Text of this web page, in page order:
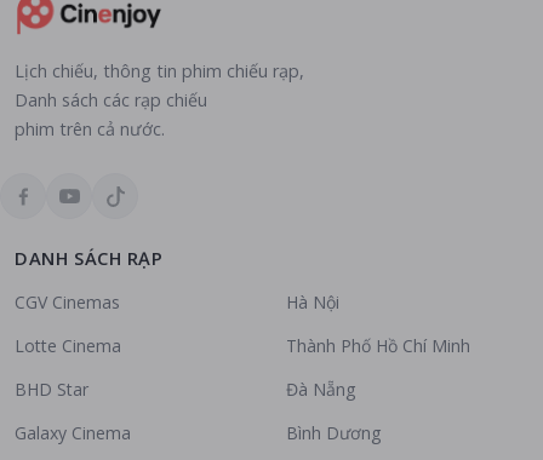
Lịch chiếu, thông tin phim chiếu rạp,
Danh sách các rạp chiếu
phim trên cả nước.
DANH SÁCH RẠP
CGV Cinemas
Lotte Cinema
BHD Star
Galaxy Cinema
Hà Nội
Thành Phố Hồ Chí Minh
Đà Nẵng
Bình Dương